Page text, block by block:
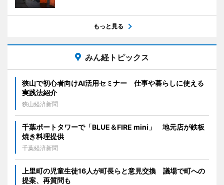
もっと見る
みん経トピックス
狭山で初心者向けAI活用セミナー 仕事や暮らしに使える
実践法紹介
狭山経済新聞
千葉ポートタワーで「BLUE＆FIRE mini」 地元店が鉄板
焼き料理提供
千葉経済新聞
上里町の児童生徒16人が町長らと意見交換 議場で町への
提案、再質問も